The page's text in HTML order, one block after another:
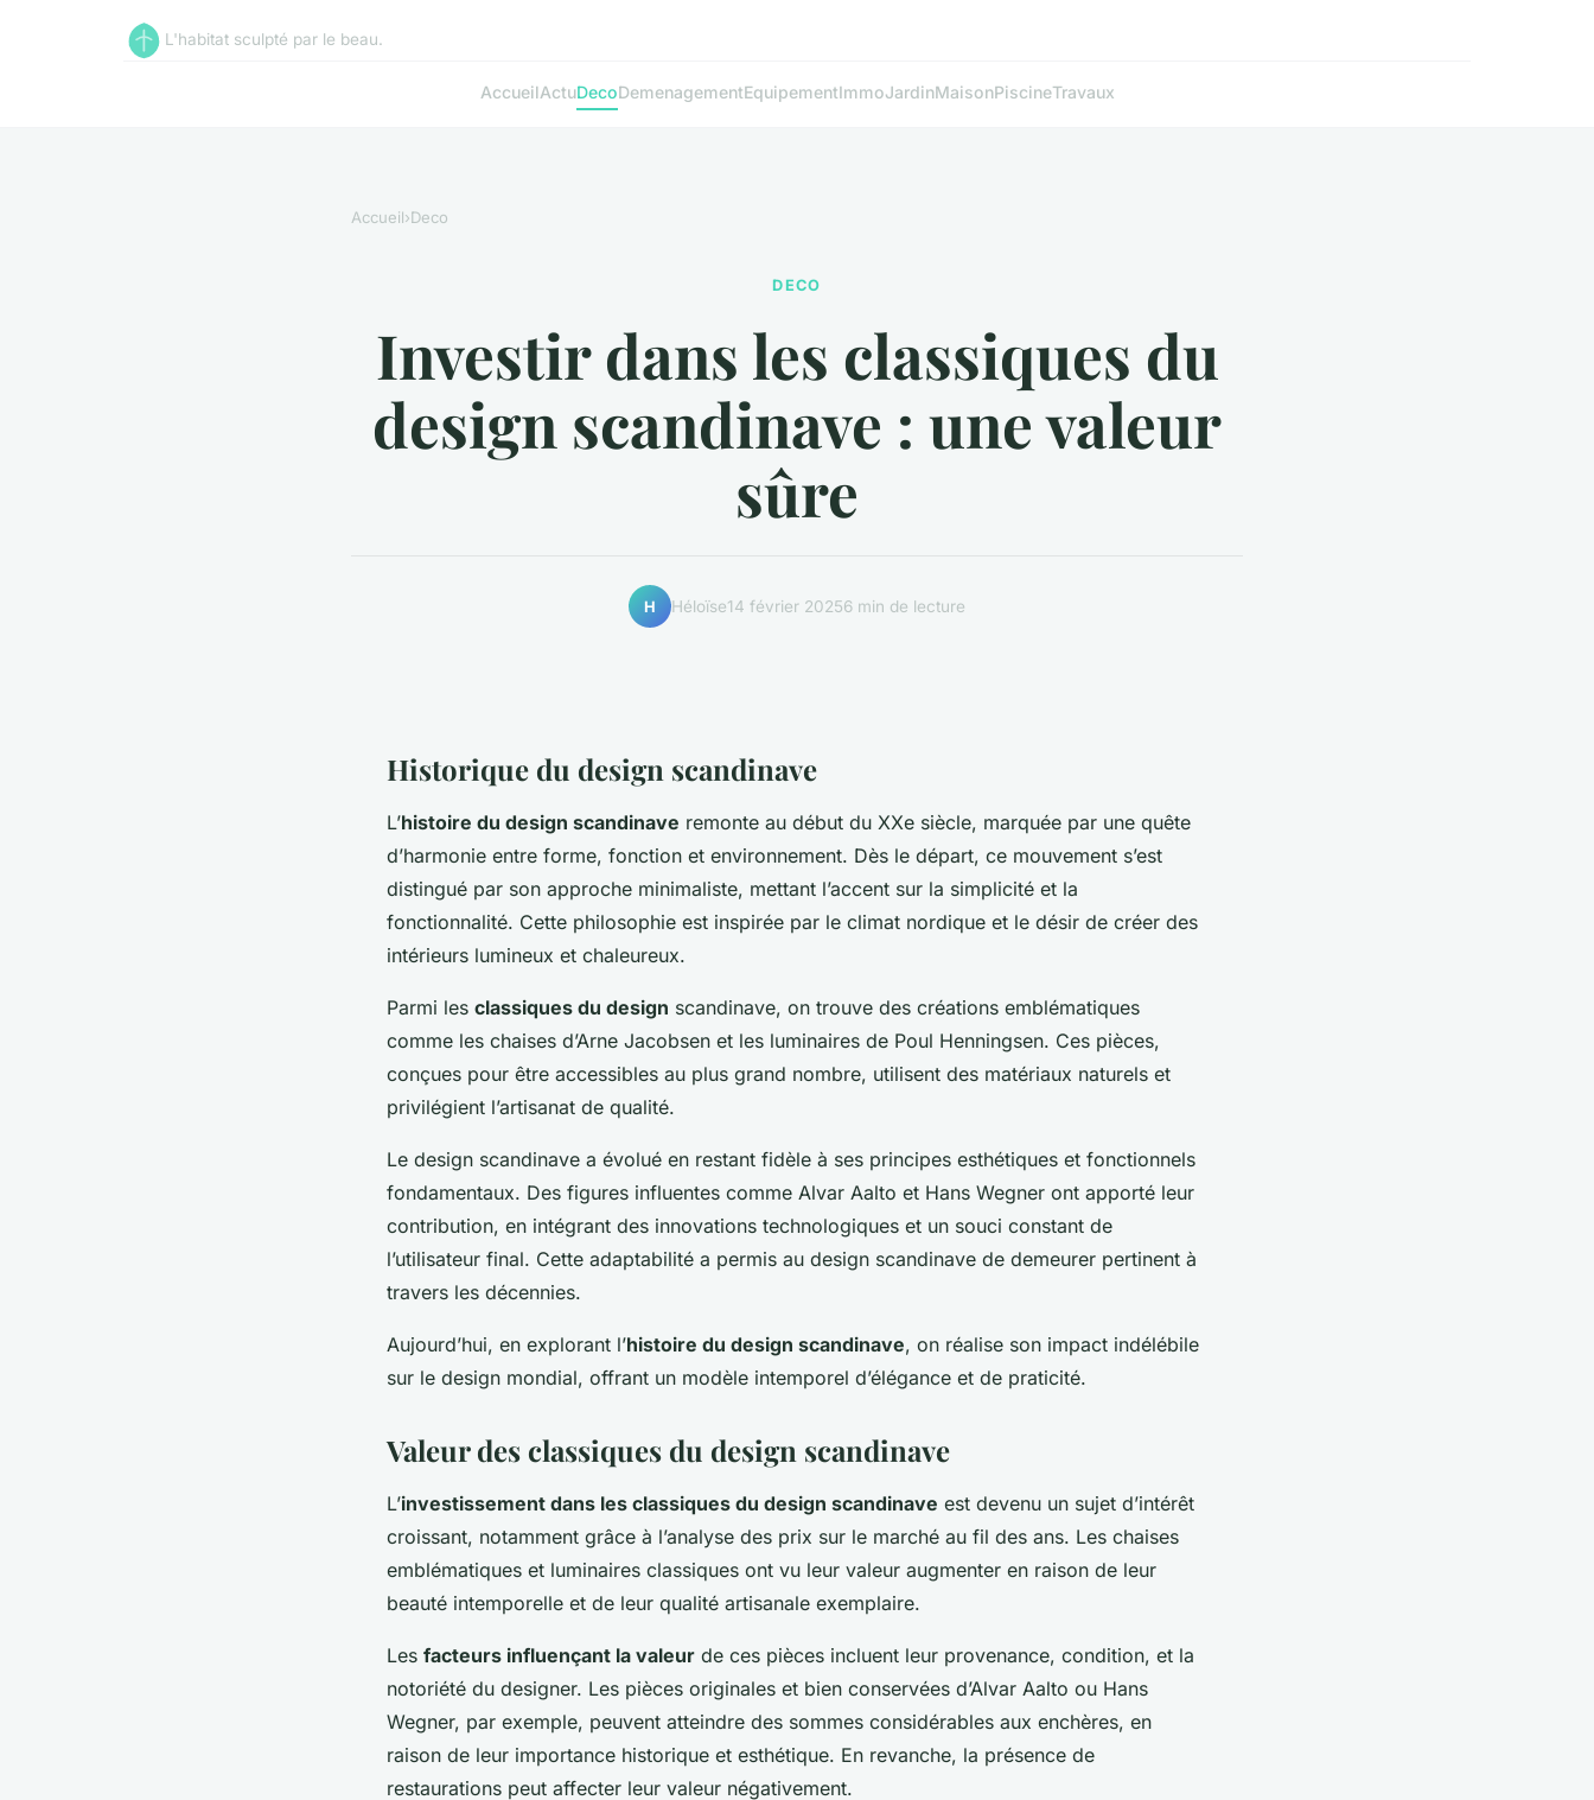
L'habitat sculpté par le beau.
AccueilActuDecoDemenagementEquipementImmoJardinMaisonPiscineTravaux
Accueil›Deco
DECO
Investir dans les classiques du
design scandinave : une valeur
sûre
H Héloïse14 février 20256 min de lecture
Historique du design scandinave
L’histoire du design scandinave remonte au début du XXe siècle, marquée par une quête
d’harmonie entre forme, fonction et environnement. Dès le départ, ce mouvement s’est
distingué par son approche minimaliste, mettant l’accent sur la simplicité et la
fonctionnalité. Cette philosophie est inspirée par le climat nordique et le désir de créer des
intérieurs lumineux et chaleureux.
Parmi les classiques du design scandinave, on trouve des créations emblématiques
comme les chaises d’Arne Jacobsen et les luminaires de Poul Henningsen. Ces pièces,
conçues pour être accessibles au plus grand nombre, utilisent des matériaux naturels et
privilégient l’artisanat de qualité.
Le design scandinave a évolué en restant fidèle à ses principes esthétiques et fonctionnels
fondamentaux. Des figures influentes comme Alvar Aalto et Hans Wegner ont apporté leur
contribution, en intégrant des innovations technologiques et un souci constant de
l’utilisateur final. Cette adaptabilité a permis au design scandinave de demeurer pertinent à
travers les décennies.
Aujourd’hui, en explorant l’histoire du design scandinave, on réalise son impact indélébile
sur le design mondial, offrant un modèle intemporel d’élégance et de praticité.
Valeur des classiques du design scandinave
L’investissement dans les classiques du design scandinave est devenu un sujet d’intérêt
croissant, notamment grâce à l’analyse des prix sur le marché au fil des ans. Les chaises
emblématiques et luminaires classiques ont vu leur valeur augmenter en raison de leur
beauté intemporelle et de leur qualité artisanale exemplaire.
Les facteurs influençant la valeur de ces pièces incluent leur provenance, condition, et la
notoriété du designer. Les pièces originales et bien conservées d’Alvar Aalto ou Hans
Wegner, par exemple, peuvent atteindre des sommes considérables aux enchères, en
raison de leur importance historique et esthétique. En revanche, la présence de
restaurations peut affecter leur valeur négativement.